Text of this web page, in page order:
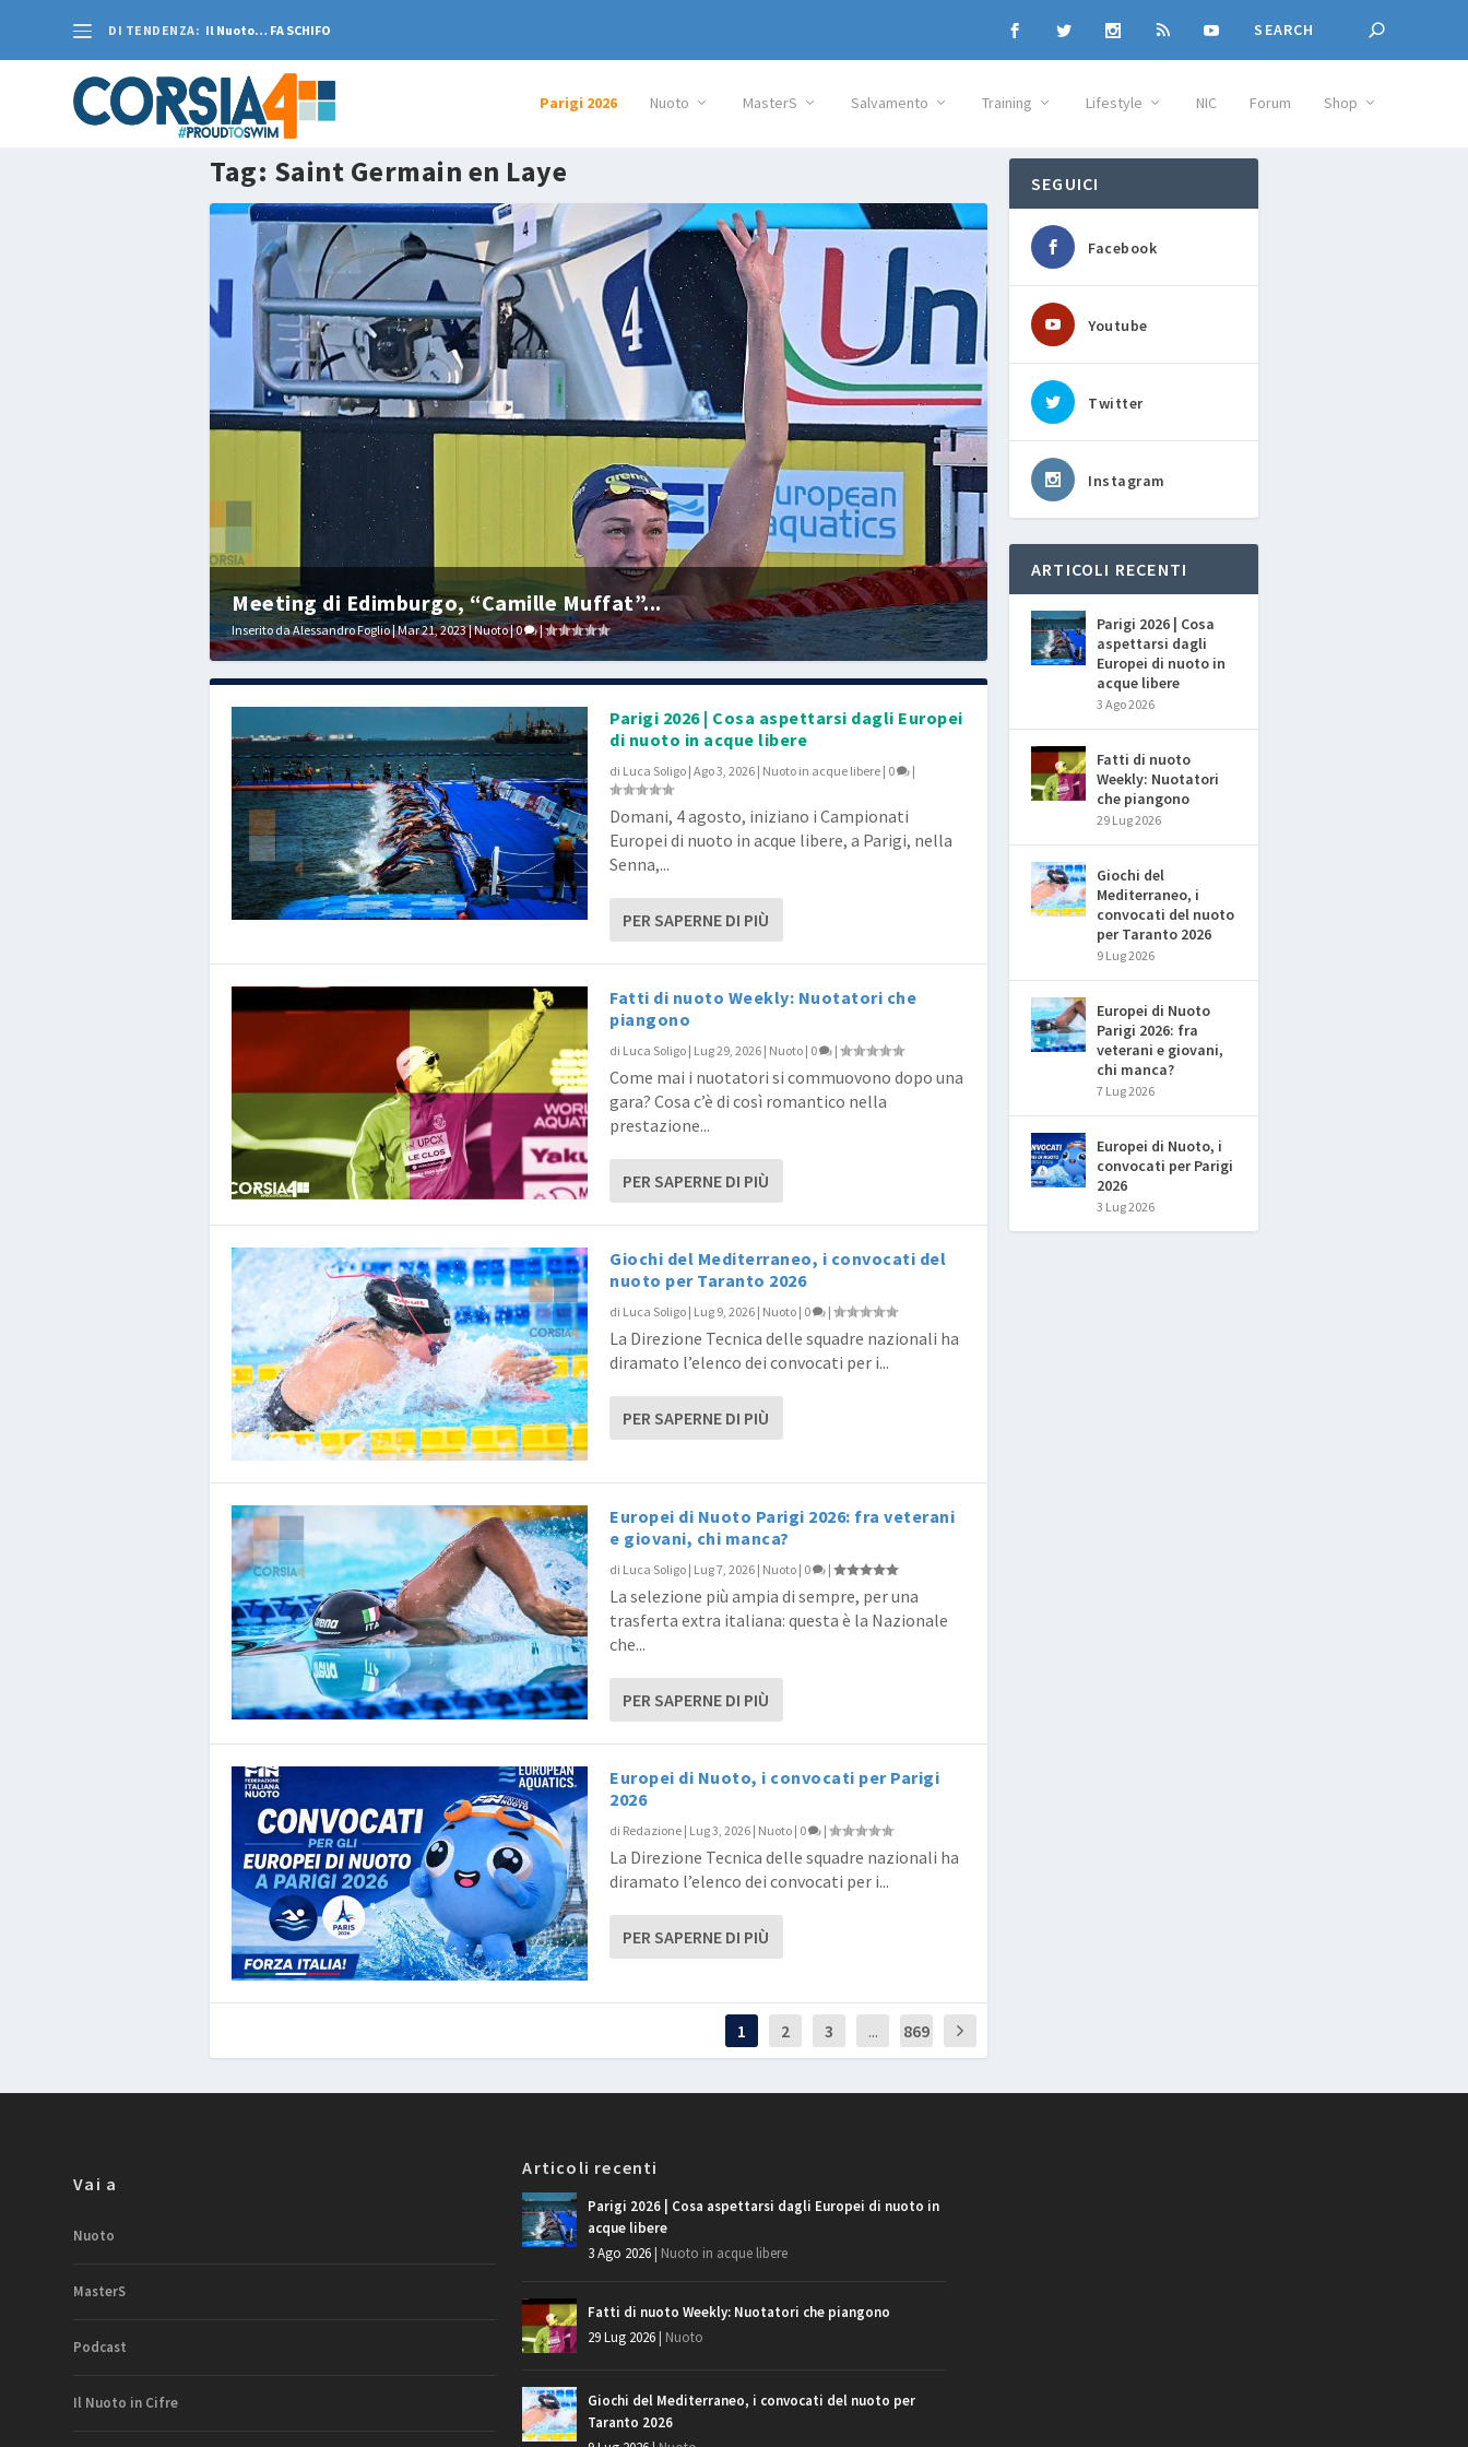
DI TENDENZA: Il Nuoto… FA SCHIFO
Parigi 2026 Nuoto MasterS Salvamento Training Lifestyle NIC Forum Shop
Tag: Saint Germain en Laye
Meeting di Edimburgo, “Camille Muffat”...
Inserito daAlessandro Foglio|Mar 21, 2023|Nuoto|0 |
Parigi 2026 | Cosa aspettarsi dagli Europei
di nuoto in acque libere
di Luca Soligo | Ago 3, 2026 | Nuoto in acque libere | 0 |
Domani, 4 agosto, iniziano i Campionati
Europei di nuoto in acque libere, a Parigi, nella
Senna,...
PER SAPERNE DI PIÙ
Fatti di nuoto Weekly: Nuotatori che
piangono
di Luca Soligo | Lug 29, 2026 | Nuoto | 0 |
Come mai i nuotatori si commuovono dopo una
gara? Cosa c’è di così romantico nella
prestazione...
PER SAPERNE DI PIÙ
Giochi del Mediterraneo, i convocati del
nuoto per Taranto 2026
di Luca Soligo | Lug 9, 2026 | Nuoto | 0 |
La Direzione Tecnica delle squadre nazionali ha
diramato l’elenco dei convocati per i...
PER SAPERNE DI PIÙ
Europei di Nuoto Parigi 2026: fra veterani
e giovani, chi manca?
di Luca Soligo | Lug 7, 2026 | Nuoto | 0 |
La selezione più ampia di sempre, per una
trasferta extra italiana: questa è la Nazionale
che...
PER SAPERNE DI PIÙ
Europei di Nuoto, i convocati per Parigi
2026
di Redazione | Lug 3, 2026 | Nuoto | 0 |
La Direzione Tecnica delle squadre nazionali ha
diramato l’elenco dei convocati per i...
PER SAPERNE DI PIÙ
1 2 3 ... 869
SEGUICI
Facebook
Youtube
Twitter
Instagram
ARTICOLI RECENTI
Parigi 2026 | Cosa
aspettarsi dagli
Europei di nuoto in
acque libere
3 Ago 2026
Fatti di nuoto
Weekly: Nuotatori
che piangono
29 Lug 2026
Giochi del
Mediterraneo, i
convocati del nuoto
per Taranto 2026
9 Lug 2026
Europei di Nuoto
Parigi 2026: fra
veterani e giovani,
chi manca?
7 Lug 2026
Europei di Nuoto, i
convocati per Parigi
2026
3 Lug 2026
Vai a
Nuoto
MasterS
Podcast
Il Nuoto in Cifre
Articoli recenti
Parigi 2026 | Cosa aspettarsi dagli Europei di nuoto in
acque libere
3 Ago 2026| Nuoto in acque libere
Fatti di nuoto Weekly: Nuotatori che piangono
29 Lug 2026| Nuoto
Giochi del Mediterraneo, i convocati del nuoto per
Taranto 2026